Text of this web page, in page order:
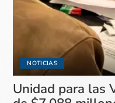
NOTICIAS
Unidad para las